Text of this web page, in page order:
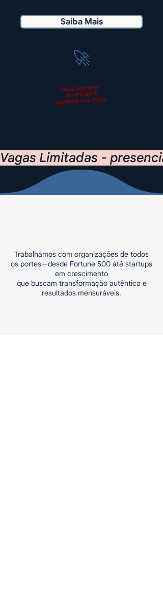
Saiba Mais
faça sua pre-
inscrição e
garanta sua vaga
🚀
Vagas Limitadas -
Trabalhamos com organizações de todos
os portes—desde Fortune 500 até startups
em crescimento
que buscam transformação autêntica e
resultados mensuráveis.